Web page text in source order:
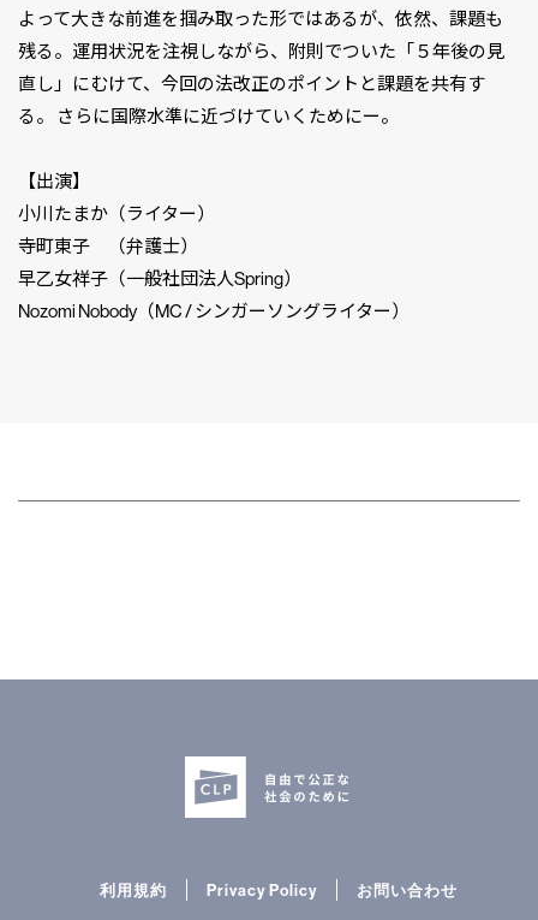
よって大きな前進を掴み取った形ではあるが、依然、課題も
残る。運用状況を注視しながら、附則でついた「５年後の見
直し」にむけて、今回の法改正のポイントと課題を共有す
る。 さらに国際水準に近づけていくためにー。
【出演】
小川たまか（ライター）
寺町東子 （弁護士）
早乙女祥子（一般社団法人Spring）
Nozomi Nobody（MC / シンガーソングライター）
利用規約 Privacy Policy お問い合わせ